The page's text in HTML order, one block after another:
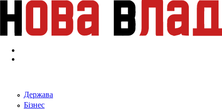
Перейти к основному содержанию
Держава
Бізнес